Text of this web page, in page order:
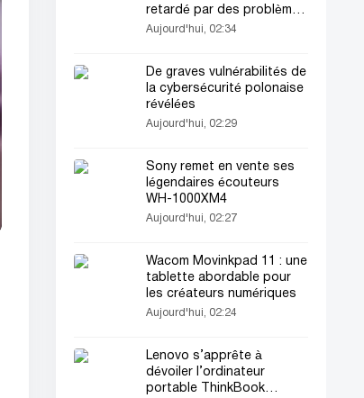
retardé par des problèmes
bureaucratiques
Aujourd'hui, 02:34
De graves vulnérabilités de
la cybersécurité polonaise
révélées
Aujourd'hui, 02:29
Sony remet en vente ses
légendaires écouteurs
WH-1000XM4
Aujourd'hui, 02:27
Wacom Movinkpad 11 : une
tablette abordable pour
les créateurs numériques
Aujourd'hui, 02:24
Lenovo s’apprête à
dévoiler l’ordinateur
portable ThinkBook